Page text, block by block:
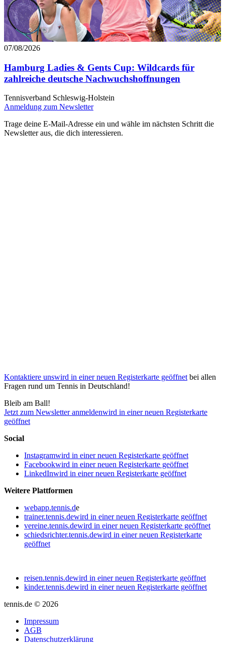
07/08/2026
Hamburg Ladies & Gents Cup: Wildcards für
zahlreiche deutsche Nachwuchshoffnungen
Tennisverband Schleswig-Holstein
Anmeldung zum Newsletter
Trage deine E-Mail-Adresse ein und wähle im nächsten Schritt die
Newsletter aus, die dich interessieren.
Kontaktiere unswird in einer neuen Registerkarte geöffnet bei allen
Fragen rund um Tennis in Deutschland!
Bleib am Ball!
Jetzt zum Newsletter anmeldenwird in einer neuen Registerkarte
geöffnet
Social
Instagramwird in einer neuen Registerkarte geöffnet
Facebookwird in einer neuen Registerkarte geöffnet
LinkedInwird in einer neuen Registerkarte geöffnet
Weitere Plattformen
webapp.tennis.de
trainer.tennis.dewird in einer neuen Registerkarte geöffnet
vereine.tennis.dewird in einer neuen Registerkarte geöffnet
schiedsrichter.tennis.dewird in einer neuen Registerkarte
geöffnet
reisen.tennis.dewird in einer neuen Registerkarte geöffnet
kinder.tennis.dewird in einer neuen Registerkarte geöffnet
tennis.de © 2026
Impressum
AGB
Datenschutzerklärung